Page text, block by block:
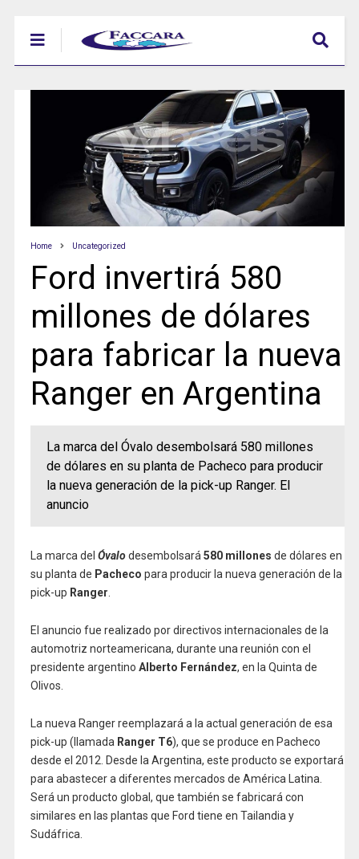
Home Uncategorized
Ford invertirá 580
millones de dólares
para fabricar la nueva
Ranger en Argentina
La marca del Óvalo desembolsará 580 millones
de dólares en su planta de Pacheco para producir
la nueva generación de la pick-up Ranger. El
anuncio
La marca del Óvalodesembolsará 580 millones de dólares en
su planta de Pacheco para producir la nueva generación de la
pick-up Ranger
El anuncio fue realizado por directivos internacionales de la
automotriz norteamericana, durante una reunión con el
presidente argentino Alberto Fernández, en la Quinta de
Olivos.
La nueva Ranger reemplazará a la actual generación de esa
pick-up (llamada Ranger T6), que se produce en Pacheco
desde el 2012. Desde la Argentina, este producto se exportará
para abastecer a diferentes mercados de América Latina.
Será un producto global, que también se fabricará con
similares en las plantas que Ford tiene en Tailandia y
Sudáfrica.